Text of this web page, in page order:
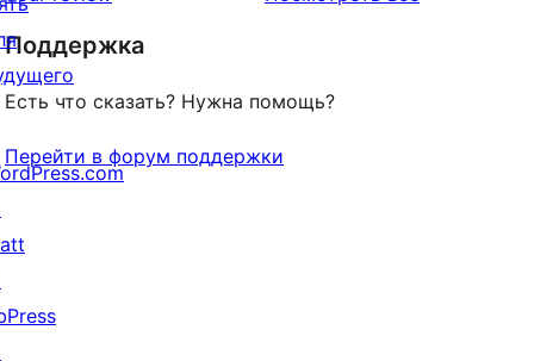
Поддержка
Есть что сказать? Нужна помощь?
Перейти в форум поддержки